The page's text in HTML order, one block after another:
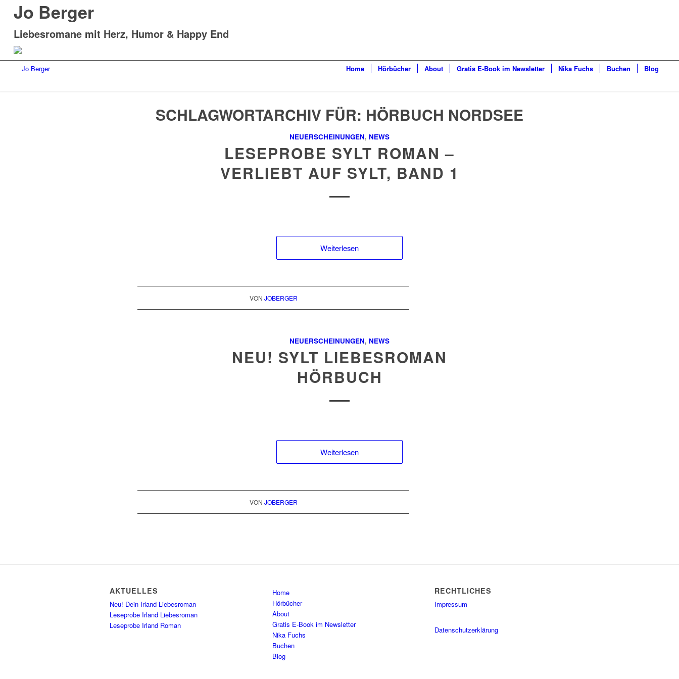
Jo Berger
Liebesromane mit Herz, Humor & Happy End
Home Hörbücher About Gratis E-Book im Newsletter Nika Fuchs Buchen Blog
SCHLAGWORTARCHIV FÜR: HÖRBUCH NORDSEE
NEUERSCHEINUNGEN, NEWS
LESEPROBE SYLT ROMAN –
VERLIEBT AUF SYLT, BAND 1
Weiterlesen
VON JOBERGER
NEUERSCHEINUNGEN, NEWS
NEU! SYLT LIEBESROMAN
HÖRBUCH
Weiterlesen
VON JOBERGER
AKTUELLES
Neu! Dein Irland Liebesroman
Leseprobe Irland Liebesroman
Leseprobe Irland Roman
Home
Hörbücher
About
Gratis E-Book im Newsletter
Nika Fuchs
Buchen
Blog
RECHTLICHES
Impressum
Datenschutzerklärung